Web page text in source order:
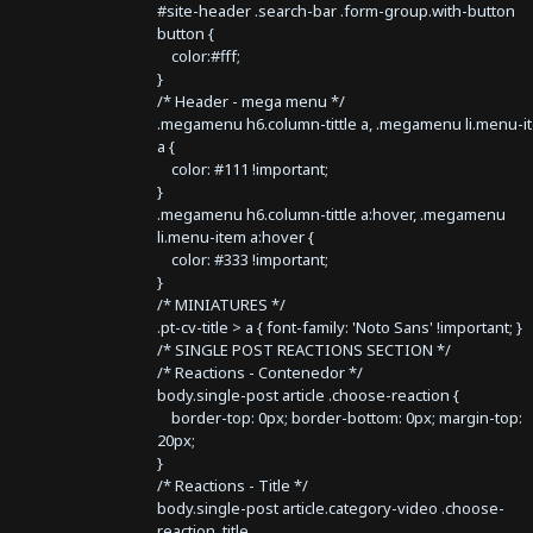
#site-header .search-bar .form-group.with-button
button {
color:#fff;
}
/* Header - mega menu */
.megamenu h6.column-tittle a, .megamenu li.menu-
a {
color: #111 !important;
}
.megamenu h6.column-tittle a:hover, .megamenu
li.menu-item a:hover {
color: #333 !important;
}
/* MINIATURES */
.pt-cv-title > a { font-family: 'Noto Sans' !important; }
/* SINGLE POST REACTIONS SECTION */
/* Reactions - Contenedor */
body.single-post article .choose-reaction {
border-top: 0px; border-bottom: 0px; margin-top:
20px;
}
/* Reactions - Title */
body.single-post article.category-video .choose-